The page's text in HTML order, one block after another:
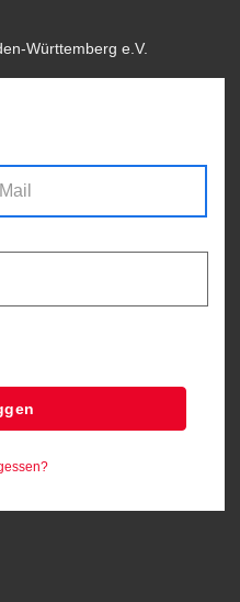
Württemberg e.V.